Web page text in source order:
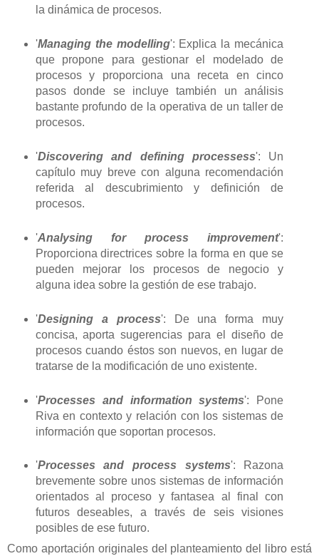
la dinámica de procesos.
'Managing the modelling': Explica la mecánica
que propone para gestionar el modelado de
procesos y proporciona una receta en cinco
pasos donde se incluye también un análisis
bastante profundo de la operativa de un taller de
procesos.
'Discovering and defining processess': Un
capítulo muy breve con alguna recomendación
referida al descubrimiento y definición de
procesos.
'Analysing for process improvement':
Proporciona directrices sobre la forma en que se
pueden mejorar los procesos de negocio y
alguna idea sobre la gestión de ese trabajo.
'Designing a process': De una forma muy
concisa, aporta sugerencias para el diseño de
procesos cuando éstos son nuevos, en lugar de
tratarse de la modificación de uno existente.
'Processes and information systems': Pone
Riva en contexto y relación con los sistemas de
información que soportan procesos.
'Processes and process systems': Razona
brevemente sobre unos sistemas de información
orientados al proceso y fantasea al final con
futuros deseables, a través de seis visiones
posibles de ese futuro.
Como aportación originales del planteamiento del libro está